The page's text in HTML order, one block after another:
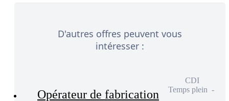
D'autres offres peuvent vous
intéresser :
Opérateur de fabrication
CDI
Temps plein